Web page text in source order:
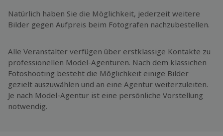
Natürlich haben Sie die Möglichkeit, jederzeit weitere
Bilder gegen Aufpreis beim Fotografen nachzubestellen.
Alle Veranstalter verfügen über erstklassige Kontakte zu
professionellen Model-Agenturen. Nach dem klassichen
Fotoshooting besteht die Möglichkeit einige Bilder
gezielt auszuwählen und an eine Agentur weiterzuleiten.
Je nach Model-Agentur ist eine persönliche Vorstellung
notwendig.